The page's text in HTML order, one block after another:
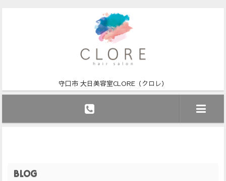
守口市 大日美容室CLORE（クロレ）
BLOG